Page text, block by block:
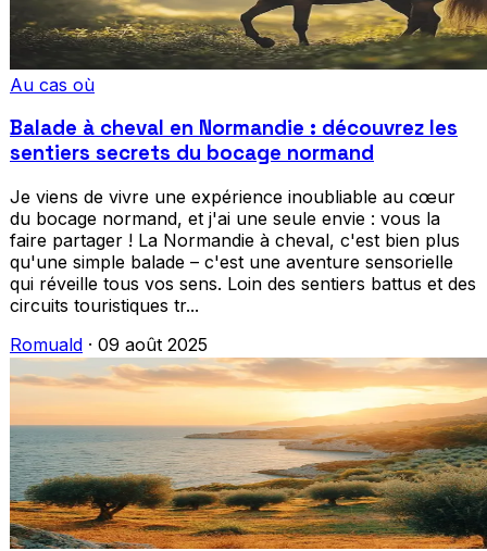
Au cas où
Balade à cheval en Normandie : découvrez les
sentiers secrets du bocage normand
Je viens de vivre une expérience inoubliable au cœur
du bocage normand, et j'ai une seule envie : vous la
faire partager ! La Normandie à cheval, c'est bien plus
qu'une simple balade – c'est une aventure sensorielle
qui réveille tous vos sens. Loin des sentiers battus et des
circuits touristiques tr...
Romuald · 09 août 2025